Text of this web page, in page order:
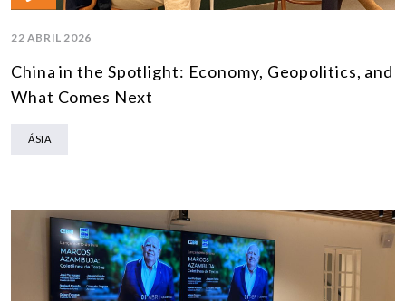
22 ABRIL 2026
China in the Spotlight: Economy, Geopolitics, and
What Comes Next
ÁSIA